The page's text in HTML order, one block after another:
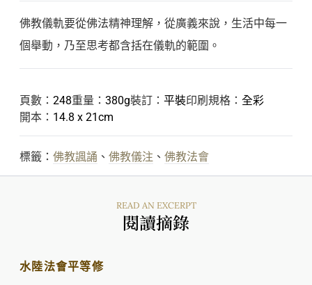
佛教儀軌要從佛法精神理解，從廣義來說，生活中每一
個舉動，乃至思考都含括在儀軌的範圍。
頁數： 248重量： 380g裝訂： 平裝印刷規格： 全彩
開本： 14.8 x 21cm
標籤： 佛教諷誦 、 佛教儀注 、 佛教法會
READ AN EXCERPT
閱讀摘錄
水陸法會平等修